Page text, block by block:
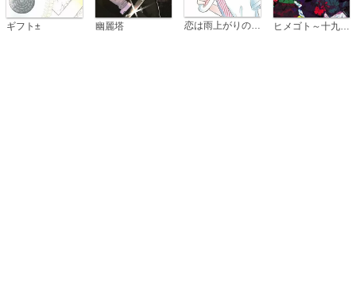
ギフト± 幽麗塔 恋は雨上がりのように